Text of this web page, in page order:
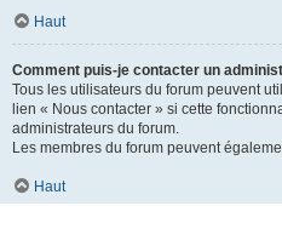
Haut
Comment puis-je contacter un
Tous les utilisateurs du forum peuvent
lien « Nous contacter » si cette
administrateurs du forum.
Les membres du forum peuvent
Haut